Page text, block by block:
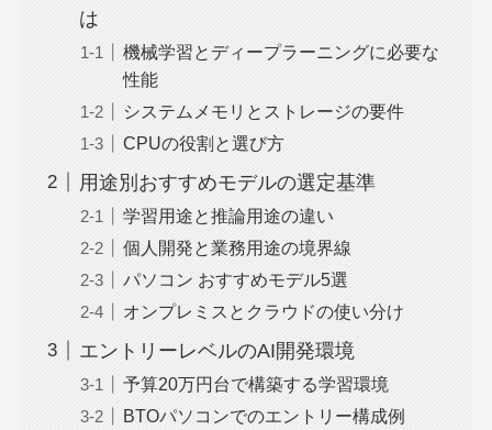
は
機械学習とディープラーニングに必要な
性能
システムメモリとストレージの要件
CPUの役割と選び方
用途別おすすめモデルの選定基準
学習用途と推論用途の違い
個人開発と業務用途の境界線
パソコン おすすめモデル5選
オンプレミスとクラウドの使い分け
エントリーレベルのAI開発環境
予算20万円台で構築する学習環境
BTOパソコンでのエントリー構成例